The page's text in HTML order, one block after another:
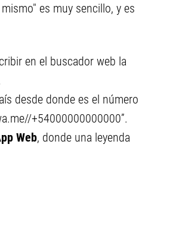
es muy sencillo, y es
en el buscador web la
desde donde es el número
+54000000000000”.
Web, donde una leyenda